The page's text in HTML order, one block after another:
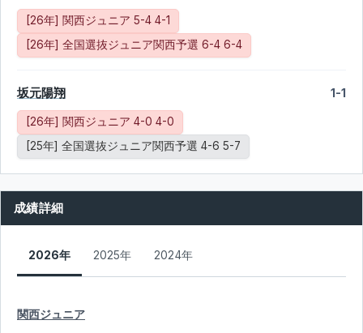
[26年] 関西ジュニア 5-4 4-1
[26年] 全国選抜ジュニア関西予選 6-4 6-4
坂元陽翔 1-1
[26年] 関西ジュニア 4-0 4-0
[25年] 全国選抜ジュニア関西予選 4-6 5-7
成績詳細
2026年 2025年 2024年
関西ジュニア